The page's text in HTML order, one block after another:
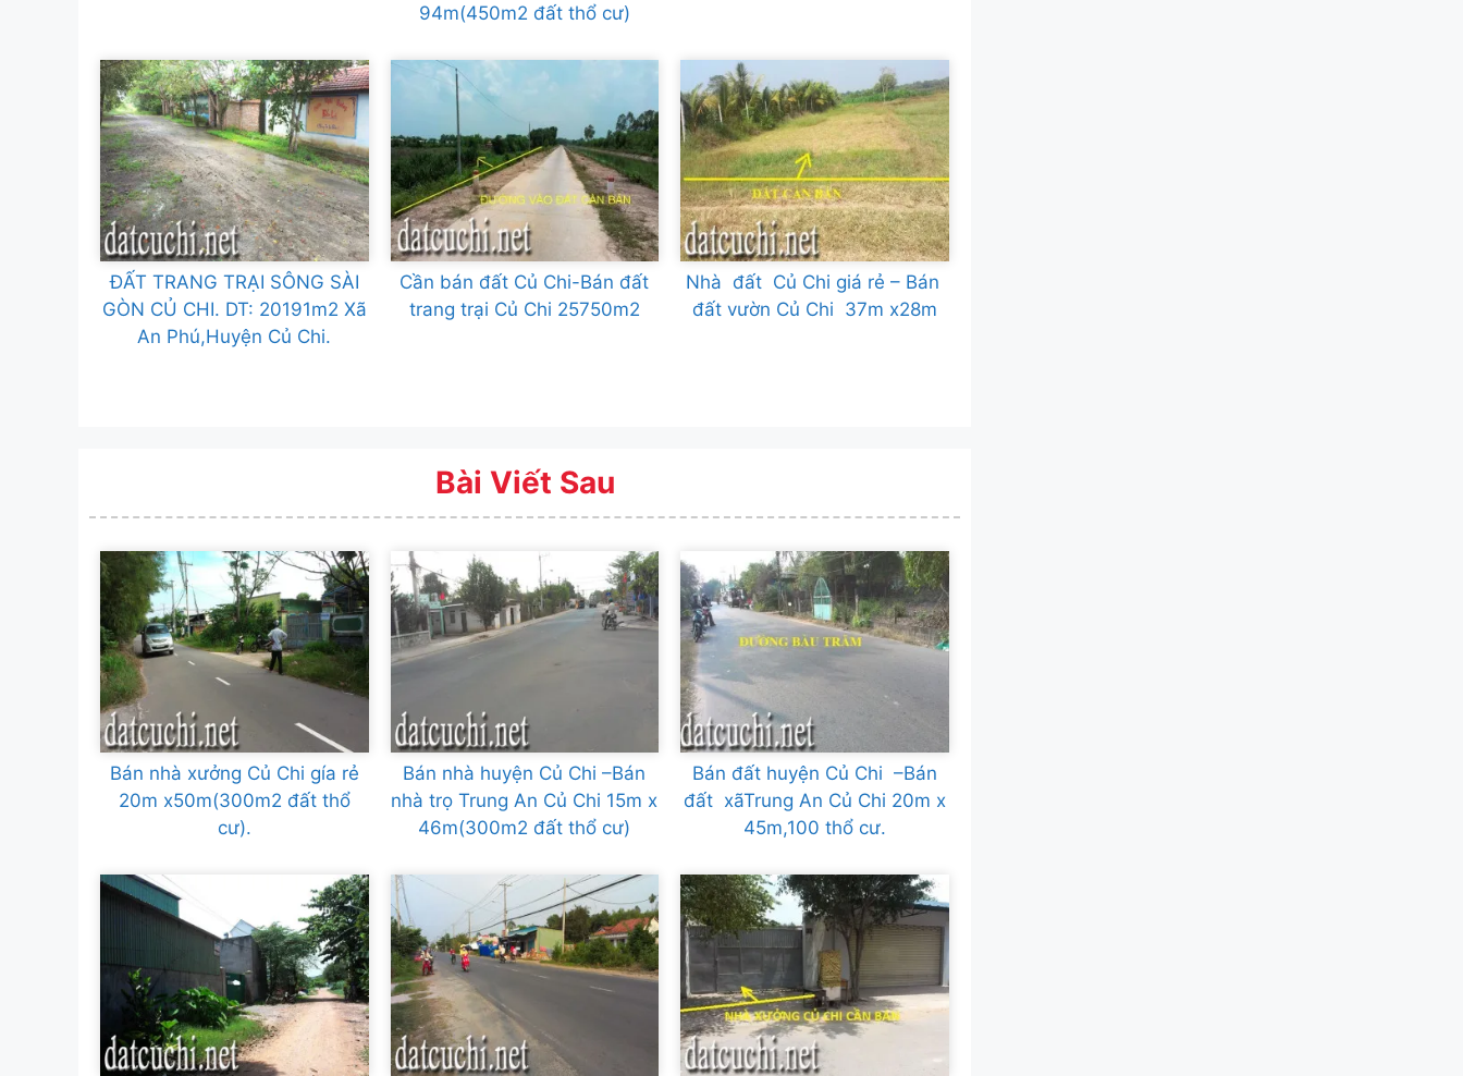
94m(450m2 đất thổ cư)
ĐẤT TRANG TRẠI SÔNG SÀI
GÒN CỦ CHI. DT: 20191m2 Xã
An Phú,Huyện Củ Chi.
Cần bán đất Củ Chi-Bán đất
trang trại Củ Chi 25750m2
Nhà đất Củ Chi giá rẻ – Bán
đất vườn Củ Chi 37m x28m
Bài Viết Sau
Bán nhà xưởng Củ Chi gía rẻ
20m x50m(300m2 đất thổ
cư).
Bán nhà huyện Củ Chi –Bán
nhà trọ Trung An Củ Chi 15m x
46m(300m2 đất thổ cư)
Bán đất huyện Củ Chi –Bán
đất xãTrung An Củ Chi 20m x
45m,100 thổ cư.